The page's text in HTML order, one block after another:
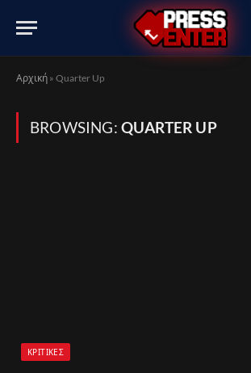
Αρχική » Quarter Up
BROWSING: QUARTER UP
ΚΡΙΤΙΚΈΣ